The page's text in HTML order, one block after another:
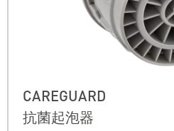
CAREGUARD
抗菌起泡器